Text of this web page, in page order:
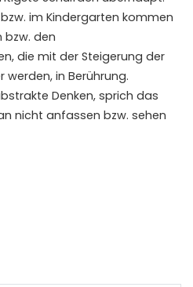
im Kindergarten kommen
bzw. den
die mit der Steigerung der
werden, in Berührung.
Denken, sprich das
nicht anfassen bzw. sehen